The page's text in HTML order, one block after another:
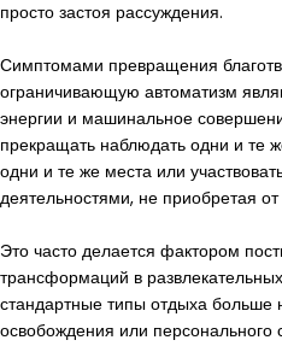
просто застоя рассуждения.
Симптомами превращения
ограничивающую автоматизм
энергии и машинальное
прекращать наблюдать одни и те
одни и те же места или
деятельностями, не приобретая
Это часто делается фактором
трансформаций в
стандартные типы отдыха больше
освобождения или персонального